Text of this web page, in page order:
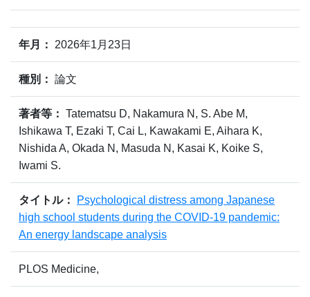
年月： 2026年1月23日
種別： 論文
著者等： Tatematsu D, Nakamura N, S. Abe M,
Ishikawa T, Ezaki T, Cai L, Kawakami E, Aihara K,
Nishida A, Okada N, Masuda N, Kasai K, Koike S,
Iwami S.
タイトル：
Psychological distress among Japanese
high school students during the COVID-19 pandemic:
An energy landscape analysis
PLOS Medicine,